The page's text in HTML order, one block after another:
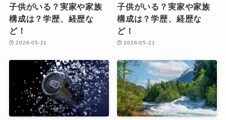
子供がいる？実家や家族
構成は？学歴、経歴な
ど！
2026-05-21
子供がいる？実家や家族
構成は？学歴、経歴な
ど！
2026-05-21